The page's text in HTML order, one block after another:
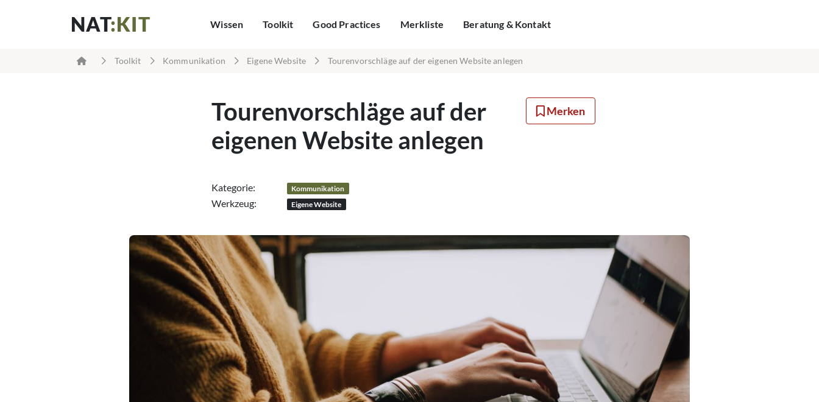
NAT:KIT Wissen Toolkit Good Practices Merkliste Beratung & Kontakt
Toolkit Kommunikation Eigene Website Tourenvorschläge auf der eigenen Website anlegen
Tourenvorschläge auf der
eigenen Website anlegen
Kategorie: Kommunikation
Werkzeug: Eigene Website
Merken